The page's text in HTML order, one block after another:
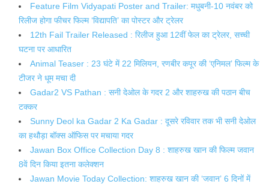
Feature Film Vidyapati Poster and Trailer: मधुबनी-10 नवंबर को
रिलीज होगा फीचर फिल्म ‘विद्यापति’ का पोस्टर और ट्रेलर
12th Fail Trailer Released : रिलीज हुआ 12वीं फेल का ट्रेलर, सच्ची
घटना पर आधारित
Animal Teaser : 23 घंटे में 22 मिलियन, रणबीर कपूर की ‘एनिमल’ फ‍िल्‍म के
टीजर ने धूम मचा दी
Gadar2 VS Pathan : सनी देओल के गदर 2 और शाहरुख की पठान बीच
टक्कर
Sunny Deol ka Gadar 2 Ka Gadar : दूसरे रविवार तक भी सनी देओल
का हथौड़ा बॉक्स ऑफिस पर मचाया गदर
Jawan Box Office Collection Day 8 : शाहरुख खान की फिल्म जवान
8वें दिन किया इतना कलेक्शन
Jawan Movie Today Collection: शाहरुख खान की ‘जवान’ 6 दिनों में